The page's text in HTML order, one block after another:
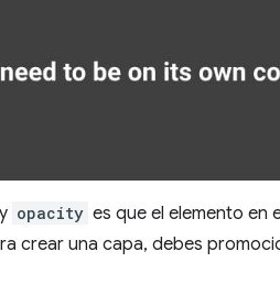
y opacity es que el elemento en
crear una capa, debes